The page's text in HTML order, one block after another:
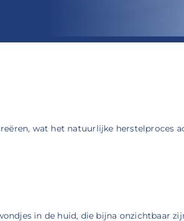
wat het natuurlijke
in de huid, die bijna onzichtbaar